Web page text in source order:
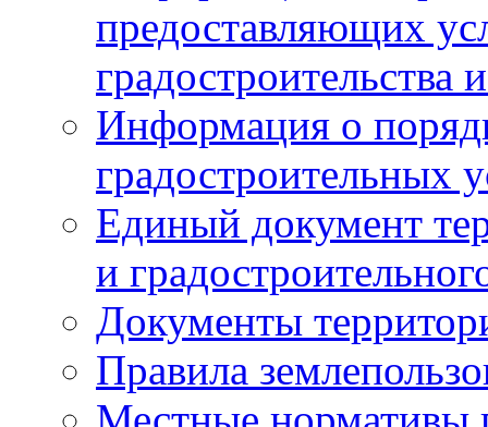
предоставляющих
градостроительства
Информация о
градостроительных
Единый документ
и
Документы
Правила